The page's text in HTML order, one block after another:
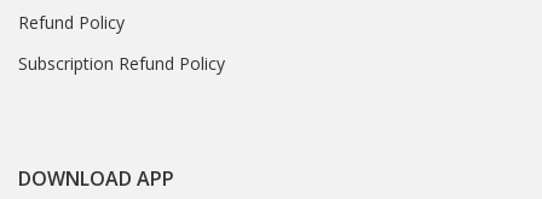
Refund Policy
Subscription Refund Policy
DOWNLOAD APP